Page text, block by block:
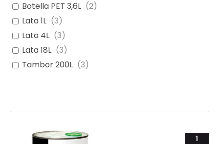
Botella PET 3,6L (2)
Lata 1L (3)
Lata 4L (3)
Lata 18L (3)
Tambor 200L (3)
1